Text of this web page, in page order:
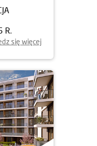
R.
się więcej